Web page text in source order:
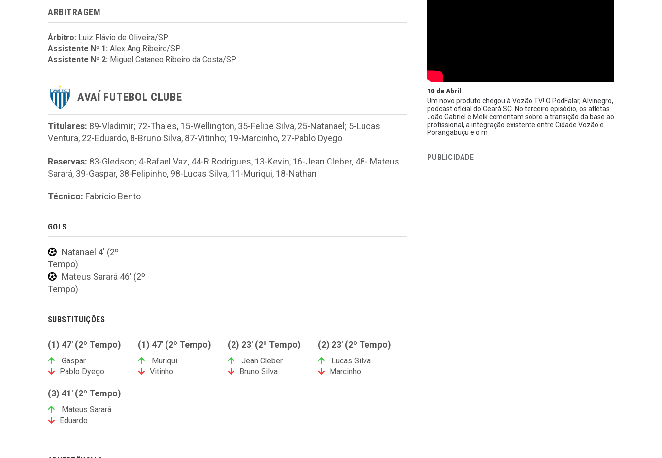
ARBITRAGEM
Árbitro: Luiz Flávio de Oliveira/SP
Assistente Nº 1: Alex Ang Ribeiro/SP
Assistente Nº 2: Miguel Cataneo Ribeiro da Costa/SP
AVAÍ FUTEBOL CLUBE
Titulares: 89-Vladimir; 72-Thales, 15-Wellington, 35-Felipe Silva, 25-Natanael; 5-Lucas
Ventura, 22-Eduardo, 8-Bruno Silva, 87-Vitinho; 19-Marcinho, 27-Pablo Dyego
Reservas: 83-Gledson; 4-Rafael Vaz, 44-R Rodrigues, 13-Kevin, 16-Jean Cleber, 48- Mateus
Sarará, 39-Gaspar, 38-Felipinho, 98-Lucas Silva, 11-Muriqui, 18-Nathan
Técnico: Fabrício Bento
GOLS
Natanael 4' (2º
Tempo)
Mateus Sarará 46' (2º
Tempo)
SUBSTITUIÇÕES
(1) 47' (2º Tempo)
Gaspar
Pablo Dyego
(1) 47' (2º Tempo)
Muriqui
Vitinho
(2) 23' (2º Tempo)
Jean Cleber
Bruno Silva
(2) 23' (2º Tempo)
Lucas Silva
Marcinho
(3) 41' (2º Tempo)
Mateus Sarará
Eduardo
10 de Abril
Um novo produto chegou à Vozão TV! O PodFalar, Alvinegro,
podcast oficial do Ceará SC. No terceiro episódio, os atletas
João Gabriel e Melk comentam sobre a transição da base ao
profissional, a integração existente entre Cidade Vozão e
Porangabuçu e o m
PUBLICIDADE